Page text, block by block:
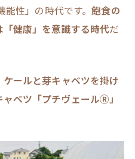
能性」の時代です。飽食の
健康」を意識する時代だ
ケールと芽キャベツを掛け
ベツ「プチヴェールⓇ」